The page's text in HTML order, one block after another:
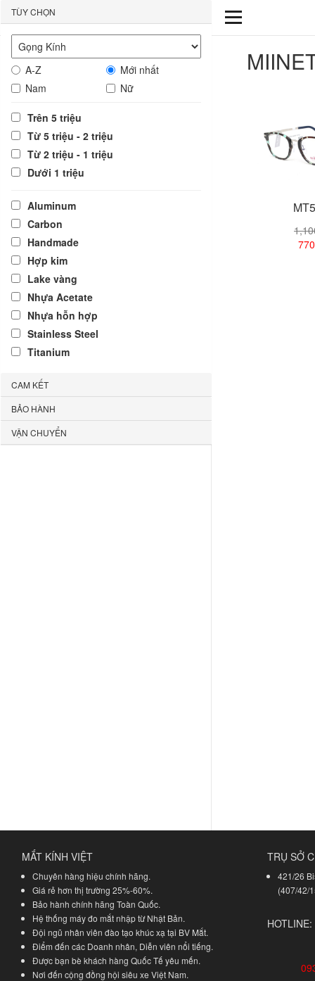
TÙY CHỌN
A-Z
Mới nhất
Nam
Nữ
Trên 5 triệu
Từ 5 triệu - 2 triệu
Từ 2 triệu - 1 triệu
Dưới 1 triệu
Aluminum
Carbon
Handmade
Hợp kim
Lake vàng
Nhựa Acetate
Nhựa hỗn hợp
Stainless Steel
Titanium
CAM KẾT
BẢO HÀNH
VẬN CHUYỂN
MẮT KÍNH VIỆT
Chuyên hàng hiệu chính hãng.
Giá rẻ hơn thị trường 25%-60%.
Bảo hành chính hãng Toàn Quốc.
Hệ thống máy đo mắt nhập từ Nhật Bản.
Đội ngũ nhân viên đào tạo khúc xạ tại BV Mắt.
Điểm đến các Doanh nhân, Diễn viên nổi tiếng.
Được bạn bè khách hàng Quốc Tế yêu mến.
Nơi đến cộng đồng hội siêu xe Việt Nam.
TRỤ SỞ
421/26
(407/42/
HOTLINE: